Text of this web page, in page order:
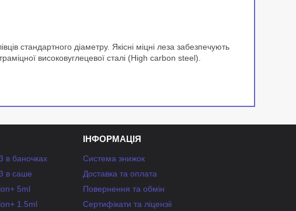
стандартного діаметру. Якісні міцні леза забезпечують
високовуглецевої сталі (High carbon steel).
в баночках
в саше
5ml
1.5ml
ІНФОРМАЦІЯ
Система знижок
Доставка та оплата
Повернення та обмін
Сертифікати та ліцензіі